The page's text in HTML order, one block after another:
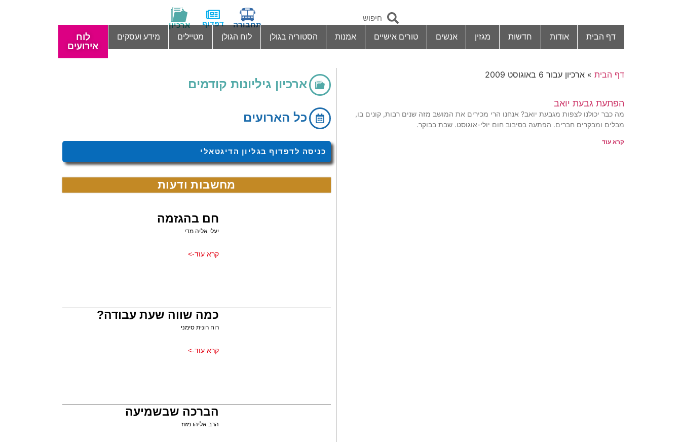
תחבורה דפדוף
ארכיון
דף הבית
אודות חדשות מגזין אנשים טורים אישיים אמנות הסטוריה בגולן לוח הגולן מטיילים מידע ועסקים
לוח
אירועים
דף הבית » ארכיון עבור 6 באוגוסט 2009
הפתעת גבעת יואב
מה כבר יכולנו לצפות מגבעת יואב? אנחנו הרי מכירים את המושב מזה שנים רבות, קונים בו,
מבלים ומבקרים חברים. הפתעה בסיבוב חום יולי-אוגוסט. שבת בבוקר.
קרא עוד
ארכיון גיליונות קודמים
כל הארועים
כניסה לדפדוף בגליון הדיגטאלי
מחשבות ודעות
חם בהגזמה
יעלי אליה מדי
קרא עוד->
כמה שווה שעת עבודה?
רוח רונית סימני
קרא עוד->
הברכה שבשמיעה
הרב אליהו מזוז